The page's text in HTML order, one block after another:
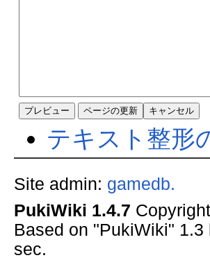
テキスト整形
Site admin: gamedb.
PukiWiki 1.4.7
Based on "PukiWiki" 1.3
sec.